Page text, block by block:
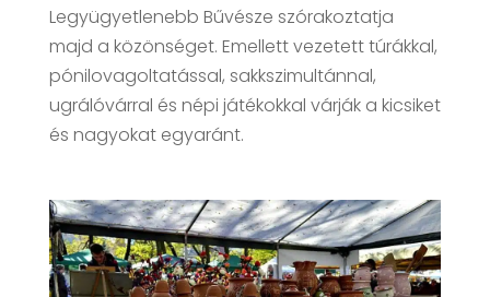
Legyügyetlenebb Bűvésze szórakoztatja
majd a közönséget. Emellett vezetett túrákkal,
pónilovagoltatással, sakkszimultánnal,
ugrálóvárral és népi játékokkal várják a kicsiket
és nagyokat egyaránt.